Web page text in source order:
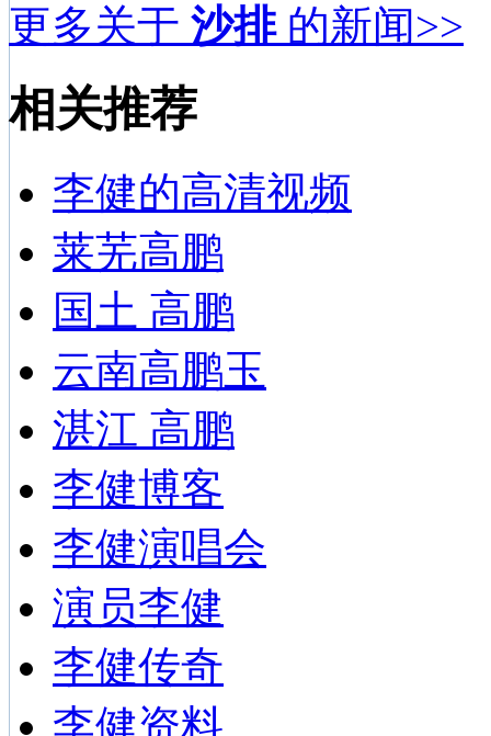
更多关于 沙排的新闻>>
相关推荐
李健的高清视频
莱芜高鹏
国土 高鹏
云南高鹏玉
湛江 高鹏
李健博客
李健演唱会
演员李健
李健传奇
李健资料